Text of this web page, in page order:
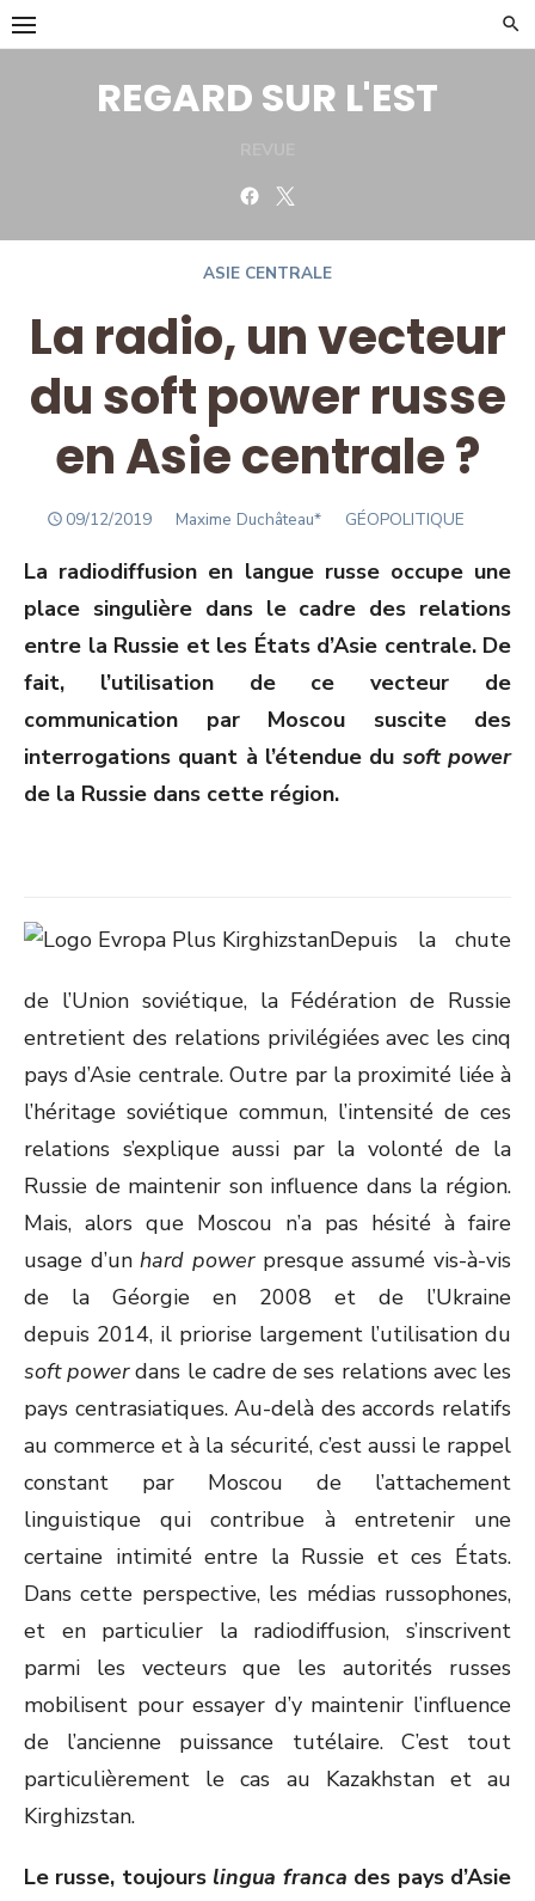
Skip
to
REGARD SUR L'EST
Facebook
ASIE CENTRALE
La radio, un vecteur
du soft power russe
en Asie centrale ?
POSTED
09/12/2019 Author
Maxime Duchâteau* GÉOPOLITIQUE
La radiodiffusion en langue russe occupe une
place singulière dans le cadre des relations
entre la Russie et les États d’Asie centrale. De
fait, l’utilisation de ce vecteur de
communication par Moscou suscite des
interrogations quant à l’étendue du soft power
de la Russie dans cette région.
Depuis la chute
de l’Union soviétique, la Fédération de Russie
entretient des relations privilégiées avec les cinq
pays d’Asie centrale. Outre par la proximité liée à
l’héritage soviétique commun, l’intensité de ces
relations s’explique aussi par la volonté de la
Russie de maintenir son influence dans la région.
Mais, alors que Moscou n’a pas hésité à faire
usage d’unhard powerpresque assumé vis-à-vis
de la Géorgie en 2008 et de l’Ukraine
depuis 2014, il priorise largement l’utilisation du
soft powerdans le cadre de ses relations avec les
pays centrasiatiques. Au-delà des accords relatifs
au commerce et à la sécurité, c’est aussi le rappel
constant par Moscou de l’attachement
linguistique qui contribue à entretenir une
certaine intimité entre la Russie et ces États.
Dans cette perspective, les médias russophones,
et en particulier la radiodiffusion, s’inscrivent
parmi les vecteurs que les autorités russes
mobilisent pour essayer d’y maintenir l’influence
de l’ancienne puissance tutélaire. C’est tout
particulièrement le cas au Kazakhstan et au
Kirghizstan.
Le russe, toujours lingua franca des pays d’Asie